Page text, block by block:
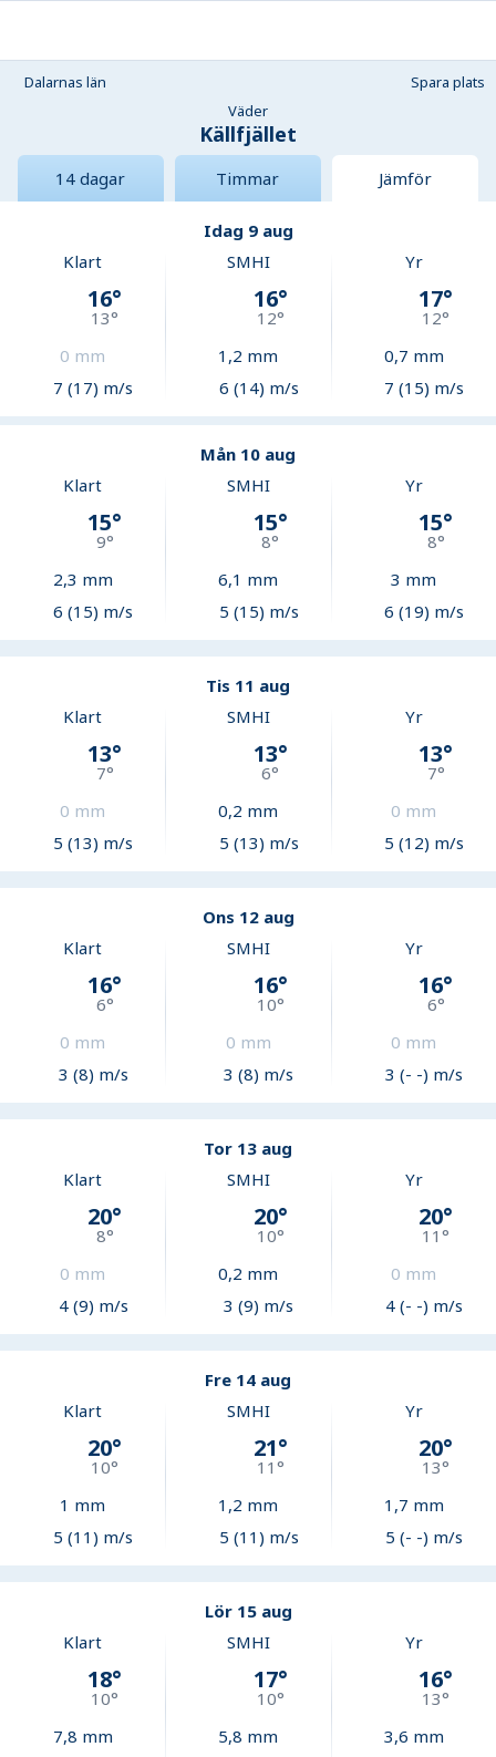
Dalarnas län
Spara plats
Väder
Källfjället
14 dagar Timmar Jämför
Idag 9 aug
Klart
16°
13°
0 mm
7 (17) m/s
SMHI
16°
12°
1,2 mm
6 (14) m/s
Yr
17°
12°
0,7 mm
7 (15) m/s
Mån 10 aug
Klart
15°
9°
2,3 mm
6 (15) m/s
SMHI
15°
8°
6,1 mm
5 (15) m/s
Yr
15°
8°
3 mm
6 (19) m/s
Tis 11 aug
Klart
13°
7°
0 mm
5 (13) m/s
SMHI
13°
6°
0,2 mm
5 (13) m/s
Yr
13°
7°
0 mm
5 (12) m/s
Ons 12 aug
Klart
16°
6°
0 mm
3 (8) m/s
SMHI
16°
10°
0 mm
3 (8) m/s
Yr
16°
6°
0 mm
3 (- -) m/s
Tor 13 aug
Klart
20°
8°
0 mm
4 (9) m/s
SMHI
20°
10°
0,2 mm
3 (9) m/s
Yr
20°
11°
0 mm
4 (- -) m/s
Fre 14 aug
Klart
20°
10°
1 mm
5 (11) m/s
SMHI
21°
11 °
1,2 mm
5 (11) m/s
Yr
20°
13°
1,7 mm
5 (- -) m/s
Lör 15 aug
Klart
18°
10°
7,8 mm
SMHI
17°
10°
5,8 mm
Yr
16°
13°
3,6 mm